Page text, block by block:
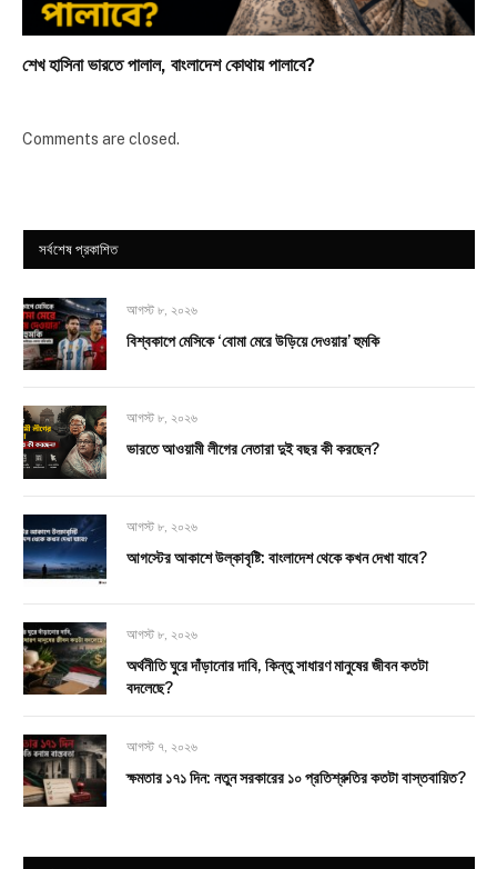
শেখ হাসিনা ভারতে পালাল, বাংলাদেশ কোথায় পালাবে?
Comments are closed.
সর্বশেষ প্রকাশিত
আগস্ট ৮, ২০২৬
বিশ্বকাপে মেসিকে ‘বোমা মেরে উড়িয়ে দেওয়ার’ হুমকি
আগস্ট ৮, ২০২৬
ভারতে আওয়ামী লীগের নেতারা দুই বছর কী করছেন?
আগস্ট ৮, ২০২৬
আগস্টের আকাশে উল্কাবৃষ্টি: বাংলাদেশ থেকে কখন দেখা যাবে?
আগস্ট ৮, ২০২৬
অর্থনীতি ঘুরে দাঁড়ানোর দাবি, কিন্তু সাধারণ মানুষের জীবন কতটা
বদলেছে?
আগস্ট ৭, ২০২৬
ক্ষমতার ১৭১ দিন: নতুন সরকারের ১০ প্রতিশ্রুতির কতটা বাস্তবায়িত?